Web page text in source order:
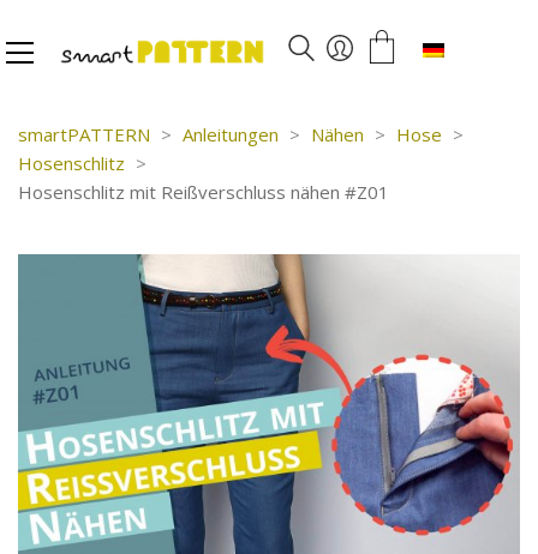
smartPATTERN > Anleitungen > Nähen > Hose >
Hosenschlitz >
Hosenschlitz mit Reißverschluss nähen #Z01